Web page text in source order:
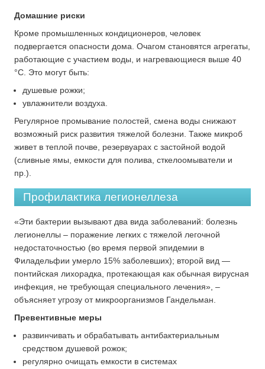
Домашние риски
Кроме промышленных кондиционеров, человек
подвергается опасности дома. Очагом становятся агрегаты,
работающие с участием воды, и нагревающиеся выше 40
°C. Это могут быть:
душевые рожки;
увлажнители воздуха.
Регулярное промывание полостей, смена воды снижают
возможный риск развития тяжелой болезни. Также микроб
живет в теплой почве, резервуарах с застойной водой
(сливные ямы, емкости для полива, сткелоомыватели и
пр.).
Профилактика легионеллеза
«Эти бактерии вызывают два вида заболеваний: болезнь
легионеллы – поражение легких с тяжелой легочной
недостаточностью (во время первой эпидемии в
Филадельфии умерло 15% заболевших); второй вид —
понтийская лихорадка, протекающая как обычная вирусная
инфекция, не требующая специального лечения», –
объясняет угрозу от микроорганизмов Гандельман.
Превентивные меры
развинчивать и обрабатывать антибактериальным
средством душевой рожок;
регулярно очищать емкости в системах